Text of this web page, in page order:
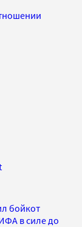
бойкот
в силе до